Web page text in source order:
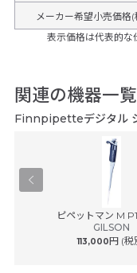
メーカー希望小売価格(
表示価格は代表的な
関連の機器一覧
Finnpipetteデジタル
ピペットマン M
GILSON
113,000円 (税